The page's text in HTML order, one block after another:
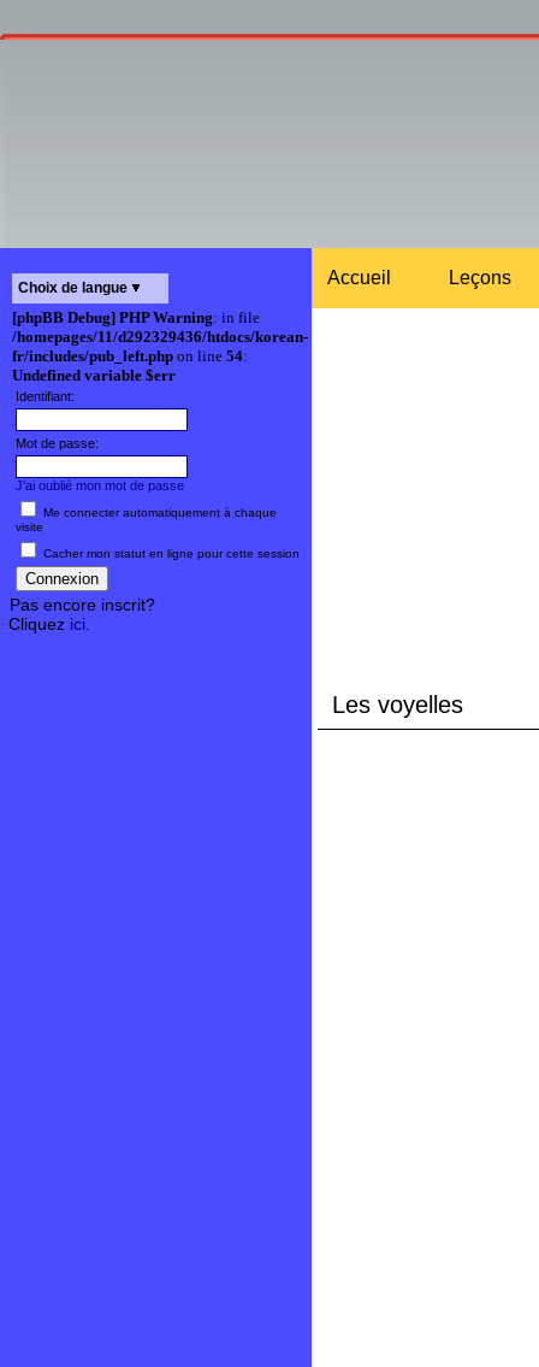
Choix de langue
[phpBB Debug] PHP Warning: in file
/homepages/11/d292329436/htdocs/korean-
fr/includes/pub_left.php on line 54:
Undefined variable $err
Identifiant:
Mot de passe:
J'ai oublié mon mot de passe
Me connecter automatiquement à chaque
visite
Cacher mon statut en ligne pour cette session
Pas encore inscrit?
Cliquez ici
Accueil Leçons
Les voyelles